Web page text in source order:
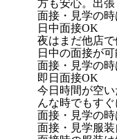
方も安心。出張
面接・見学の
日中面接OK
夜はまだ他店
日中の面接が可
面接・見学の
即日面接OK
今日時間が空
んな時でもすぐ
面接・見学の
面接・見学服装